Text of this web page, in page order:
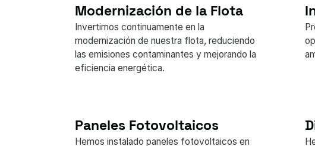
Modernización de la Flota
Invertimos continuamente en la
modernización de nuestra flota, reduciendo
las emisiones contaminantes y mejorando la
eficiencia energética.
Paneles Fotovoltaicos
Hemos instalado paneles fotovoltaicos en